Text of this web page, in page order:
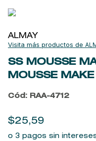
ALMAY
SS MOUSSE
MOUSSE
Cód: RAA-4712
$25,59
o 3 pagos sin
4.
6.
woods of windsor
7.
kool beauty serum
8.
retrinal
9.
baylis